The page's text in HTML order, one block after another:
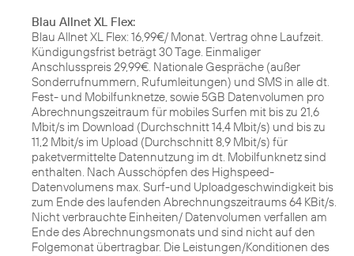
Blau Allnet XL Flex:
Blau Allnet XL Flex: 16,99€/ Monat. Vertrag ohne Laufzeit.
Kündigungsfrist beträgt 30 Tage. Einmaliger
Anschlusspreis 29,99€. Nationale Gespräche (außer
Sonderrufnummern, Rufumleitungen) und SMS in alle dt.
Fest- und Mobilfunknetze, sowie 5GB Datenvolumen pro
Abrechnungszeitraum für mobiles Surfen mit bis zu 21,6
Mbit/s im Download (Durchschnitt 14,4 Mbit/s) und bis zu
11,2 Mbit/s im Upload (Durchschnitt 8,9 Mbit/s) für
paketvermittelte Datennutzung im dt. Mobilfunknetz sind
enthalten. Nach Ausschöpfen des Highspeed-
Datenvolumens max. Surf-und Uploadgeschwindigkeit bis
zum Ende des laufenden Abrechnungszeitraums 64 KBit/s.
Nicht verbrauchte Einheiten/ Datenvolumen verfallen am
Ende des Abrechnungsmonats und sind nicht auf den
Folgemonat übertragbar. Die Leistungen/Konditionen des